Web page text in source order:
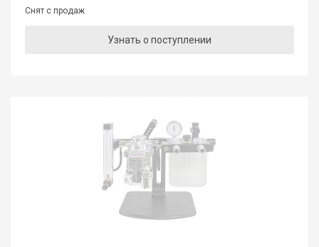
Снят с продаж
Узнать о поступлении